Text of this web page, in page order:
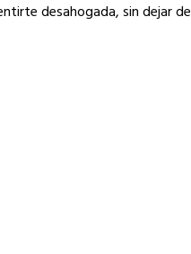
desahogada, sin dejar de